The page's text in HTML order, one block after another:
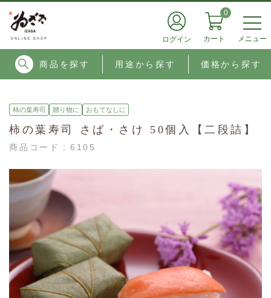
ログイン
0
カート メニュー
商品を探す 用途から探す 価格から探す
柿の葉寿司 贈り物に おもてなしに
柿の葉寿司 さば・さけ 50個入【二段詰】
商品コード： 6105